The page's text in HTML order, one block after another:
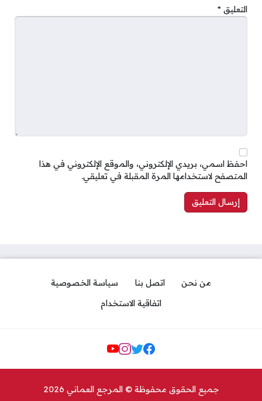
التعليق *
احفظ اسمي، بريدي الإلكتروني، والموقع الإلكتروني في هذا
المتصفح لاستخدامها المرة المقبلة في تعليقي.
من نحن اتصل بنا
سياسة الخصوصية
اتفاقية الاستخدام
Social Links
جميع الحقوق محفوظة © المرجع العماني 2026